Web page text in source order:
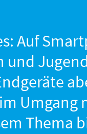
Auf
und
Umgang
Thema